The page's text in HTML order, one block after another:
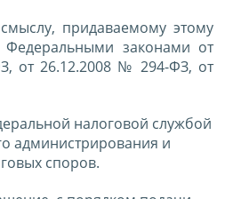
придаваемому этому
законами от
от 26.12.2008 № 294-ФЗ, от
налоговой службой
администрирования и
споров.